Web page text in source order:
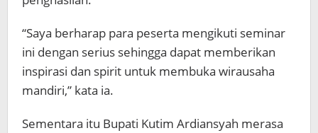
“Saya berharap para peserta mengikuti seminar
ini dengan serius sehingga dapat memberikan
inspirasi dan spirit untuk membuka wirausaha
mandiri,” kata ia.
Sementara itu Bupati Kutim Ardiansyah merasa